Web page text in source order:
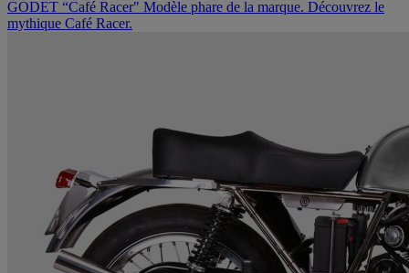
GODET “Café Racer" Modèle phare de la marque. Découvrez le
mythique Café Racer.